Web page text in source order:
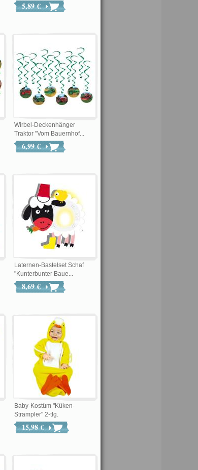
5,89 €
Wirbel-Deckenhänger
Traktor "Vom Bauernhof...
6,99 €
Laternen-Bastelset Schaf
"Kunterbunter Baue...
8,69 €
Baby-Kostüm "Küken-
Strampler" 2-tlg.
15,98 €